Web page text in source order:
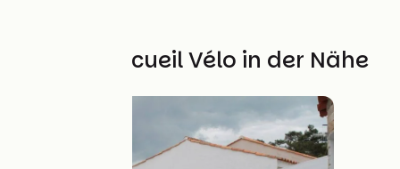
Weitere Accueil Vélo in der Nähe